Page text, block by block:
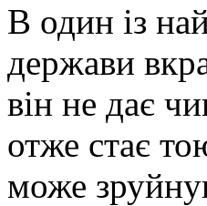
В один із
держави
він не дає
отже стає
може